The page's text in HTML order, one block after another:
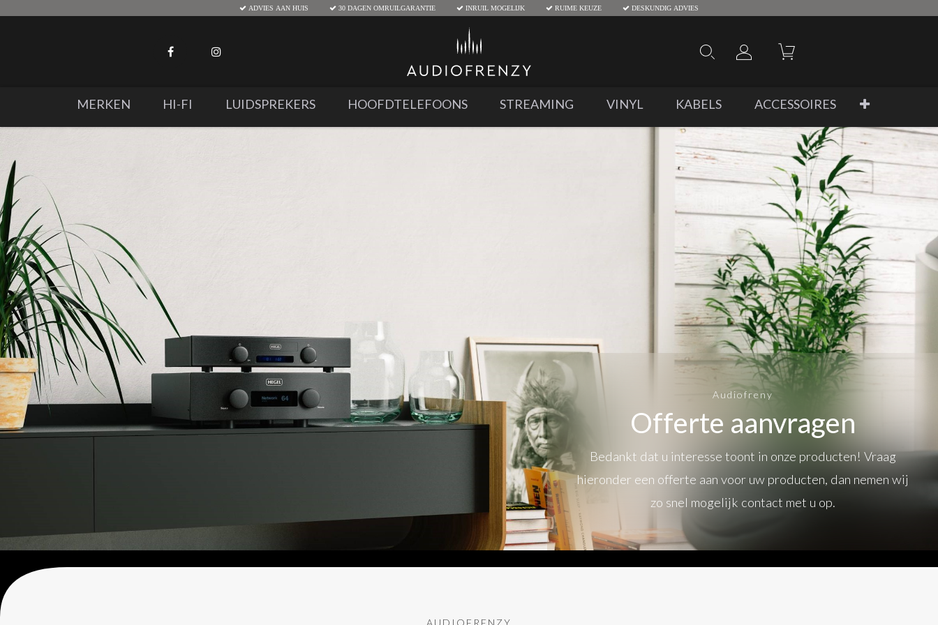
ADVIES AAN HUIS 30 DAGEN OMRUILGARANTIE INRUIL MOGELIJK RUIME KEUZE DESKUNDIG ADVIES
MERKEN HI-FI LUIDSPREKERS HOOFDTELEFOONS STREAMING VINYL KABELS ACCESSOIRES
Audiofreny
Offerte aanvragen
Bedankt dat u interesse toont in onze producten! Vraag
hieronder een offerte aan voor uw producten, dan nemen wij
zo snel mogelijk contact met u op.